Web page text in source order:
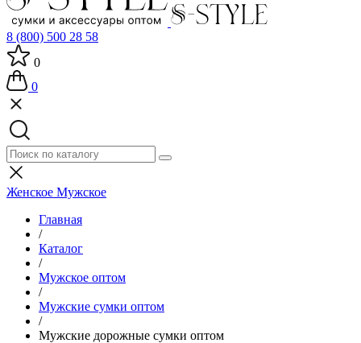
8 (800) 500 28 58
0
0
Женское Мужское
Главная
/
Каталог
/
Мужское оптом
/
Мужские сумки оптом
/
Мужские дорожные сумки оптом